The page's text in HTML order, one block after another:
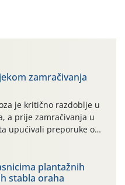
zamračivanja
je kritično razdoblje u
a prije zamračivanja u
upućivali preporuke o
od najčešćih
fagnih grinja (23.7., 14.7.,
je zabilježeno je
razdoblje, uz
plantažnih
stabla oraha